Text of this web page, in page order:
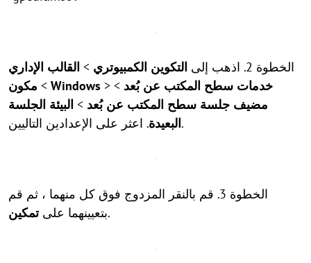
الخطوة 2. اذهب إلى التكوين الكمبيوتري > القالب الإداري
> مكون Windows > خدمات سطح المكتب عن بُعد >
مضيف جلسة سطح المكتب عن بُعد > البيئة الجلسة
البعيدة. اعثر على الإعدادين التاليين.
الخطوة 3. قم بالنقر المزدوج فوق كل منهما ، ثم قم
بتعيينهما علىتمكين .